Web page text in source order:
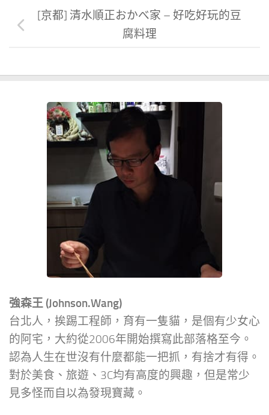
[京都] 清水順正おかべ家 – 好吃好玩的豆
腐料理
強森王 (Johnson.Wang)
台北人，挨踢工程師，育有一隻貓，是個有少女心
的阿宅，大約從2006年開始撰寫此部落格至今。
認為人生在世沒有什麼都能一把抓，有捨才有得。
對於美食、旅遊、3C均有高度的興趣，但是常少
見多怪而自以為發現寶藏。